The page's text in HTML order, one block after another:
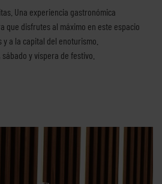
Una experiencia gastronómica
que disfrutes al máximo en este espacio
a la capital del enoturismo.
y víspera de festivo.